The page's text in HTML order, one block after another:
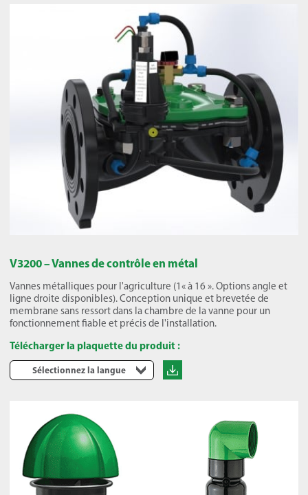
V3200 – Vannes de contrôle en métal
Vannes métalliques pour l'agriculture (1« à 16 ». Options angle et
ligne droite disponibles). Conception unique et brevetée de
membrane sans ressort dans la chambre de la vanne pour un
fonctionnement fiable et précis de l'installation.
Télécharger la plaquette du produit :
Sélectionnez la langue